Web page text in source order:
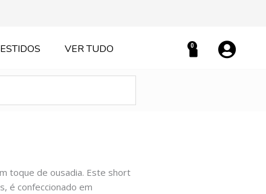
VER TUDO 0
Carrinho
toque de ousadia. Este short
é confeccionado em